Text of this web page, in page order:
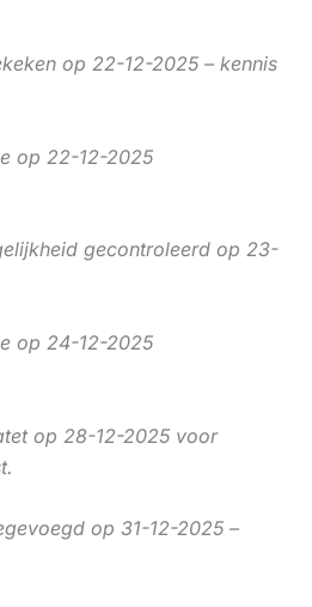
op 22-12-2025 – kennis
op 22-12-2025
gecontroleerd op 23-
op 24-12-2025
op 28-12-2025 voor
op 31-12-2025 –